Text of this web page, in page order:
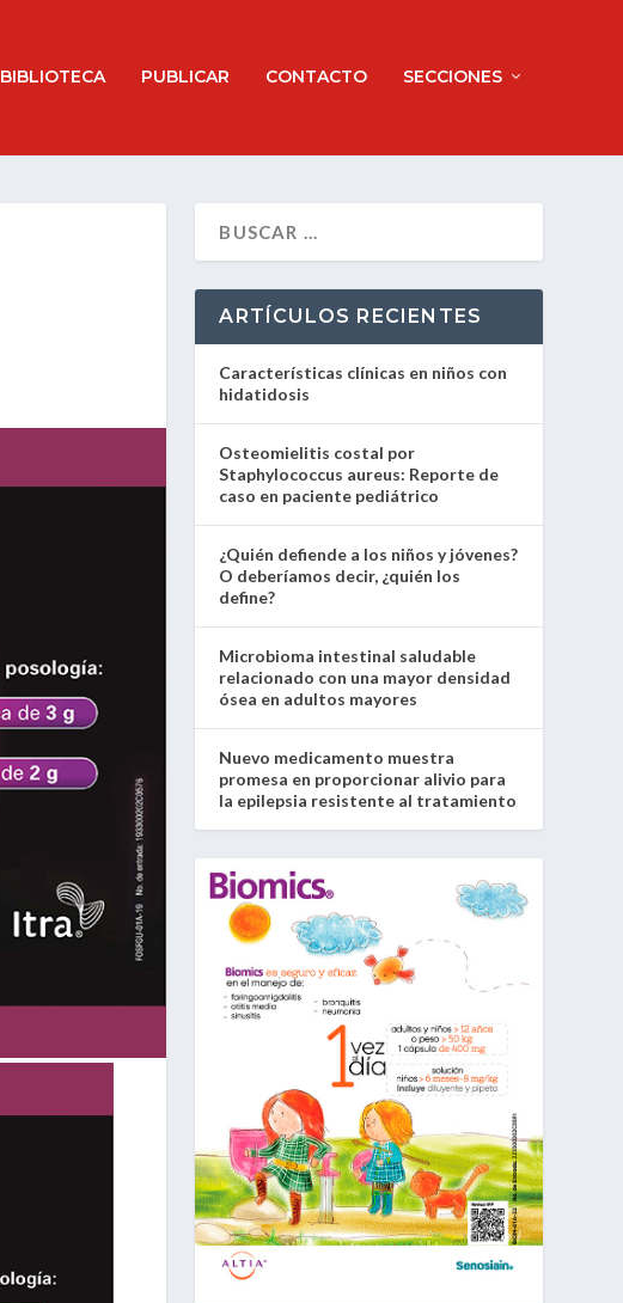
BIBLIOTECA PUBLICAR CONTACTO SECCIONES
ARTÍCULOS RECIENTES
Características clínicas en niños con
hidatidosis
Osteomielitis costal por
Staphylococcus aureus: Reporte de
caso en paciente pediátrico
¿Quién defiende a los niños y jóvenes?
O deberíamos decir, ¿quién los
define?
Microbioma intestinal saludable
relacionado con una mayor densidad
ósea en adultos mayores
Nuevo medicamento muestra
promesa en proporcionar alivio para
la epilepsia resistente al tratamiento